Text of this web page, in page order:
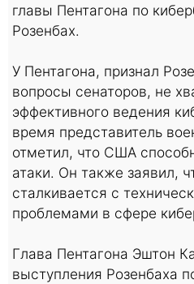
главы Пентагона по
Розенбах.
У Пентагона, признал
вопросы сенаторов, не
эффективного ведения
время представитель
отметил, что США
атаки. Он также заявил,
сталкивается с
проблемами в сфере
Глава Пентагона Эштон
выступления Розенбаха